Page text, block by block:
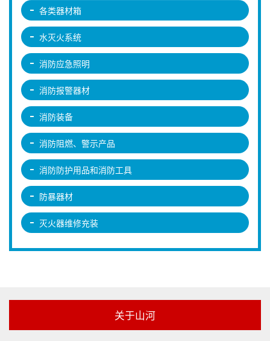
各类器材箱
水灭火系统
消防应急照明
消防报警器材
消防装备
消防阻燃、警示产品
消防防护用品和消防工具
防暴器材
灭火器维修充装
关于山河